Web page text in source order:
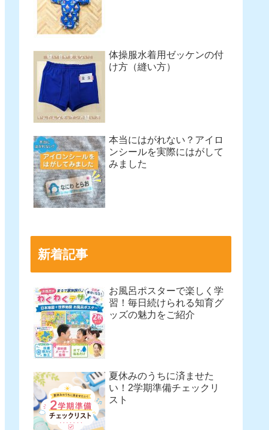
体操服水着用ゼッケンの付
け方（縫い方）
本当にはがれない？アイロ
ンシールを実際にはがして
みました
新着記事
お風呂ポスターで楽しく学
習！毎日続けられる知育グ
ッズの魅力をご紹介
夏休みのうちに済ませた
い！2学期準備チェックリ
スト